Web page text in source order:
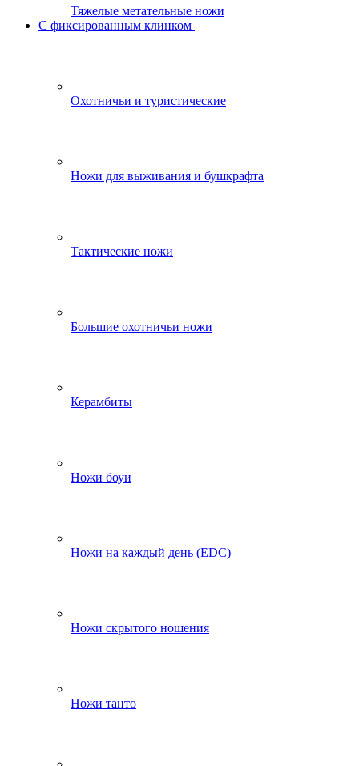
Тяжелые метательные ножи
С фиксированным клинком
Охотничьи и туристические
Ножи для выживания и бушкрафта
Тактические ножи
Большие охотничьи ножи
Керамбиты
Ножи боуи
Ножи на каждый день (EDC)
Ножи скрытого ношения
Ножи танто